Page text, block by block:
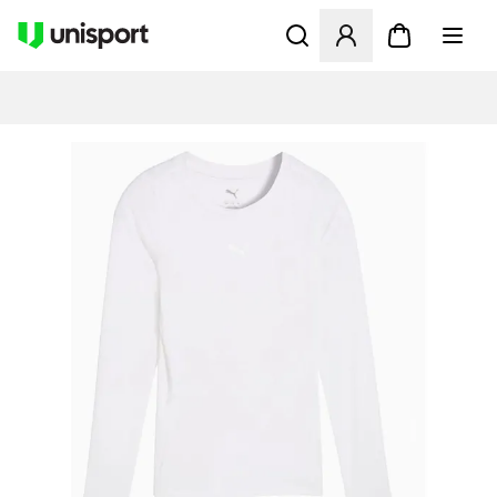
Åbner en Modal til at